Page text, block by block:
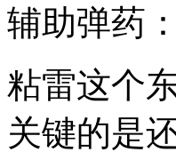
辅助弹药
粘雷这个
关键的是